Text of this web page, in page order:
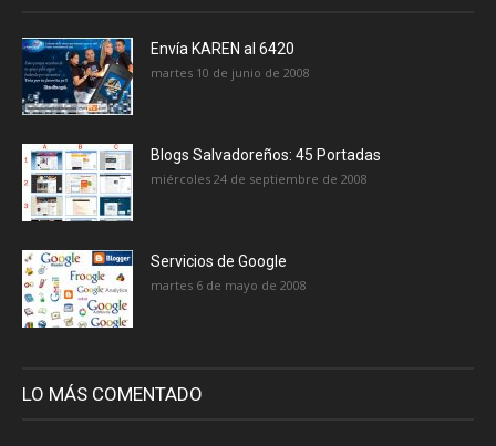
Envía KAREN al 6420
martes 10 de junio de 2008
Blogs Salvadoreños: 45 Portadas
miércoles 24 de septiembre de 2008
Servicios de Google
martes 6 de mayo de 2008
LO MÁS COMENTADO